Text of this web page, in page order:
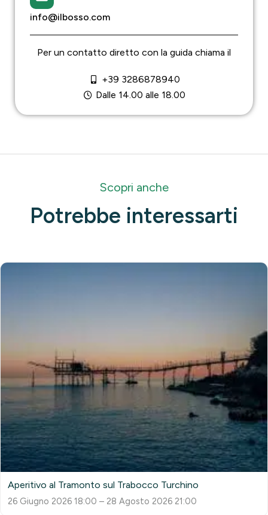
info@ilbosso.com
Per un contatto diretto con la guida chiama il
+39 3286878940
Dalle 14.00 alle 18.00
Scopri anche
Potrebbe interessarti
Aperitivo al Tramonto sul Trabocco Turchino
26 Giugno 2026 18:00 – 28 Agosto 2026 21:00